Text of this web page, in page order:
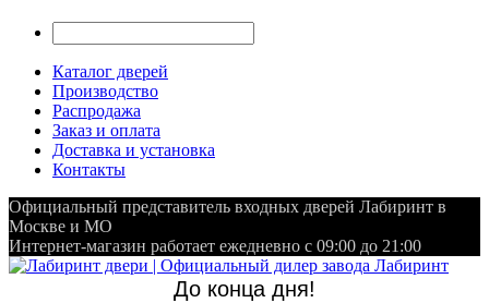
Каталог дверей
Производство
Распродажа
Заказ и оплата
Доставка и установка
Контакты
Официальный представитель входных дверей Лабиринт в
Москве и МО
Интернет-магазин работает ежедневно с 09:00 до 21:00
До конца дня!